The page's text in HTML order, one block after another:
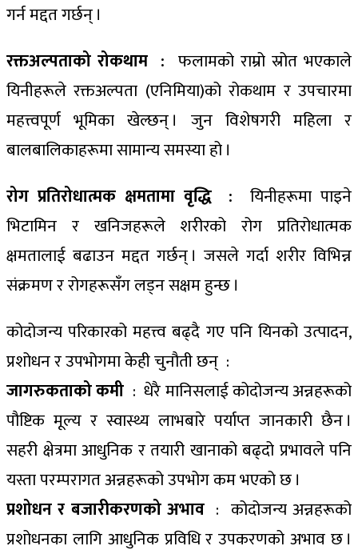
गर्न मद्दत गर्छन् ।
रक्तअल्पताको रोकथाम : फलामको राम्रो स्रोत भएकाले
यिनीहरूले रक्तअल्पता (एनिमिया)को रोकथाम र उपचारमा
महत्त्वपूर्ण भूमिका खेल्छन् । जुन विशेषगरी महिला र
बालबालिकाहरूमा सामान्य समस्या हो ।
रोग प्रतिरोधात्मक क्षमतामा वृद्धि :
यिनीहरूमा पाइने
भिटामिन र खनिजहरूले शरीरको रोग प्रतिरोधात्मक
क्षमतालाई बढाउन मद्दत गर्छन् । जसले गर्दा शरीर विभिन्न
संक्रमण र रोगहरूसँग लड्न सक्षम हुन्छ ।
कोदोजन्य परिकारको महत्त्व बढ्दै गए पनि यिनको उत्पादन,
प्रशोधन र उपभोगमा केही चुनौती छन् :
जागरुकताको कमी : धेरै मानिसलाई कोदोजन्य अन्नहरूको
पौष्टिक मूल्य र स्वास्थ्य लाभबारे पर्याप्त जानकारी छैन ।
सहरी क्षेत्रमा आधुनिक र तयारी खानाको बढ्दो प्रभावले पनि
यस्ता परम्परागत अन्नहरूको उपभोग कम भएको छ ।
प्रशोधन र बजारीकरणको अभाव : कोदोजन्य अन्नहरूको
प्रशोधनका लागि आधुनिक प्रविधि र उपकरणको अभाव छ ।